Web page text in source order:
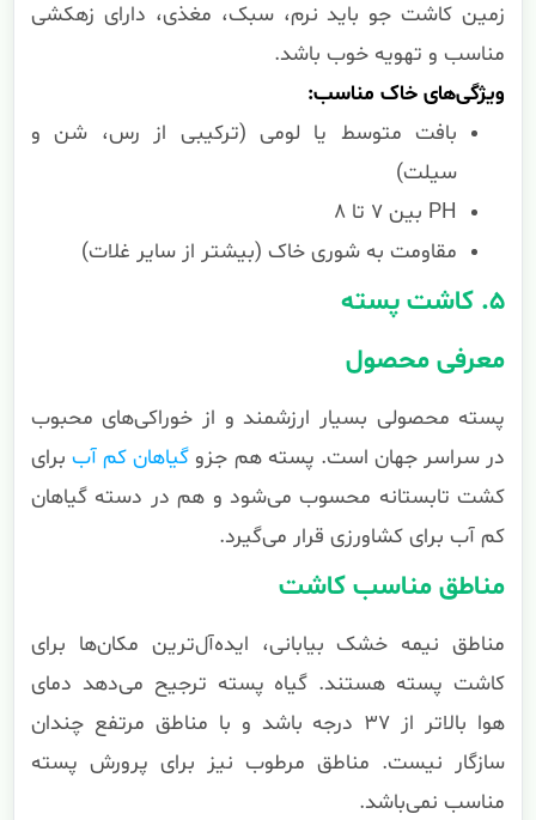
زمین کاشت جو باید نرم، سبک، مغذی، دارای زهکشی
مناسب و تهویه خوب باشد.
ویژگی‌های خاک مناسب:
بافت متوسط یا لومی (ترکیبی از رس، شن و
سیلت)
PH بین ۷ تا ۸
مقاومت به شوری خاک (بیشتر از سایر غلات)
۵. کاشت پسته
معرفی محصول
پسته محصولی بسیار ارزشمند و از خوراکی‌های محبوب
در سراسر جهان است. پسته هم جزو گیاهان کم آب برای
کشت تابستانه محسوب می‌شود و هم در دسته گیاهان
کم آب برای کشاورزی قرار می‌گیرد.
مناطق مناسب کاشت
مناطق نیمه خشک بیابانی، ایده‌آل‌ترین مکان‌ها برای
کاشت پسته هستند. گیاه پسته ترجیح می‌دهد دمای
هوا بالاتر از ۳۷ درجه باشد و با مناطق مرتفع چندان
سازگار نیست. مناطق مرطوب نیز برای پرورش پسته
مناسب نمی‌باشد.